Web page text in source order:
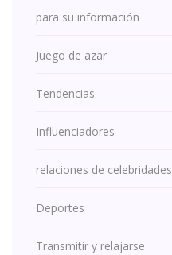
para su información
Juego de azar
Tendencias
Influenciadores
relaciones de celebridades
Deportes
Transmitir y relajarse